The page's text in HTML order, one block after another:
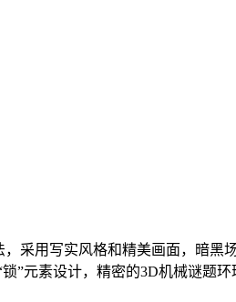
采用写实风格和精美画面，暗
”元素设计，精密的3D机械谜题